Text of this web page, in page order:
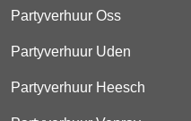
Partyverhuur Oss
Partyverhuur Uden
Partyverhuur Heesch